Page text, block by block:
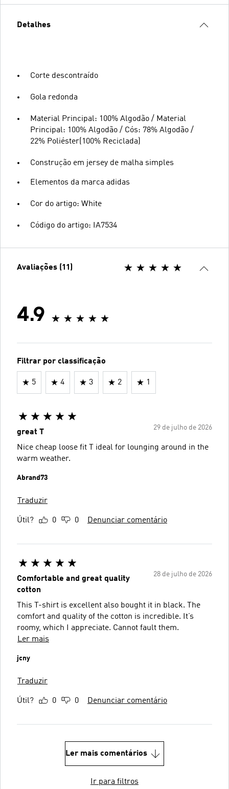
Detalhes
Corte descontraído
Gola redonda
Material Principal: 100% Algodão / Material
Principal: 100% Algodão / Cós: 78% Algodão /
22% Poliéster(100% Reciclada)
Construção em jersey de malha simples
Elementos da marca adidas
Cor do artigo: White
Código do artigo: IA7534
Avaliações (11)
4.9
Filtrar por classificação
5 4 3 2 1
29 de julho de 2026
great T
Nice cheap loose fit T ideal for lounging around in the
warm weather.
Abrand73
Traduzir
Útil? 0 0 Denunciar comentário
28 de julho de 2026
Comfortable and great quality
cotton
This T-shirt is excellent also bought it in black. The
comfort and quality of the cotton is incredible. It’s
roomy, which I appreciate. Cannot fault them.
Ler mais
jcny
Traduzir
Útil? 0 0 Denunciar comentário
Ler mais comentários
Ir para filtros